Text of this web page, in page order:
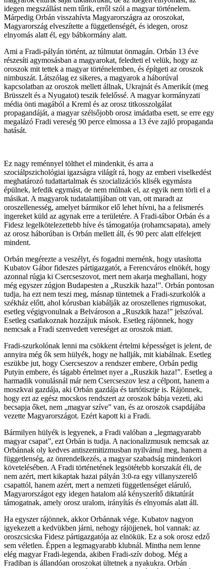
idegen megszállást nem tűrik, erről szól a magyar történelem.
Márpedig Orbán visszahívta Magyarországra az oroszokat,
Magyarország elveszítette a függetlenségét, és idegen, orosz
elnyomás alatt él, egy bábkormány alatt.
Ami a Fradi-pályán történt, az túlmutat önmagán. Orbán 13 éve
részesíti agymosásban a magyarokat, feledteti el velük, hogy az
oroszok mit tettek a magyar történelemben, és építgeti az oroszok
nimbuszát. Látszólag ez sikeres, a magyarok a háborúval
kapcsolatban az oroszok mellett állnak, Ukrajnát és Amerikát (meg
Brüsszelt és a Nyugatot) teszik felelőssé. A magyar kormányzati
média önti magából a Kreml és az orosz titkosszolgálat
propagandáját, a magyar szélsőjobb orosz imádatba esett, se erre egy
megalázó Fradi vereség 90 perce elmossa a 13 éve zajló propaganda
hatását.
Ez nagy reménnyel tölthet el mindenkit, és arra a
szociálpszichológiai igazságra világít rá, hogy az emberi viselkedést
meghatározó tudattartalmak és szocializációs klisék egymásra
épülnek, lefedik egymást, de nem múlnak el, az egyik nem törli el a
másikat. A magyarok tudatalattijában ott van, ott maradt az
oroszellenesség, amelyet bármikor elő lehet hívni, ha a felismerés
ingereket küld az agynak erre a területére. A Fradi-tábor Orbán és a
Fidesz legelkötelezettebb híve és támogatója (rohamcsapata), amely
az orosz háborúban is Orbán mellett áll, és 90 perc alatt elfelejett
mindent.
Orbán megérezte a veszélyt, és fogadni mernénk, hogy utasította
Kubatov Gábor fideszes pártigazgatót, a Ferencváros elnökét, hogy
azonnal rúgja ki Csercseszovot, mert nem akarja meghallani, hogy
még egyszer zúgjon Budapesten a „Ruszkik haza!”. Orbán pontosan
tudja, ha ezt nem teszi meg, másnap tüntetnek a Fradi-szurkolók a
székház előtt, ahol kórusban kiabálják az oroszellenes rigmusokat,
esetleg végigvonulnak a Belvároson a „Ruszkik haza!” jelszóval.
Esetleg csatlakoznak hozzájuk mások. Esetleg rájönnek, hogy
nemcsak a Fradi szenvedett vereséget az oroszok miatt.
Fradi-szurkolónak lenni ma csökkent értelmi képességet is jelent, de
annyira még ők sem hülyék, hogy ne hallják, mit kiabálnak. Esetleg
eszükbe jut, hogy Csercseszov a rendszer embere, Orbán pedig
Putyin embere, és tágabb értelmet nyer a „Ruszkik haza!”. Esetleg a
harmadik vonulásnál már nem Csercseszov lesz a célpont, hanem a
moszkvai gazdája, aki Orbán gazdája és tartótisztje is. Rájönnek,
hogy ezt az egész mocskos rendszert az oroszok bábja vezeti, aki
becsapja őket, nem „magyar szíve” van, és az oroszok csapdájába
vezette Magyarországot. Ezért kapott ki a Fradi.
Bármilyen hülyék is legyenek, a Fradi valóban a „legmagyarabb
magyar csapat”, ezt Orbán is tudja. A nacionalizmusuk nemcsak az
Orbánnak oly kedves antiszemitizmusban nyilvánul meg, hanem a
függetlenség, az önrendelkezés, a magyar szabadság mindenkori
követelésében. A Fradi történetének legsötétebb korszakát éli, de
nem azért, mert kikaptak hazai pályán 3:0-ra egy villanyszerelő
csapattól, hanem azért, mert a nemzeti függetlenséget eláruló,
Magyarországot egy idegen hatalom alá kényszerítő diktatúrát
támogatnak, amely orosz uralom, irányítás és elnyomás alatt áll.
Ha egyszer rájönnek, akkor Orbánnak vége. Kubatov nagyon
igyekezett a kedvükben járni, nehogy rájöjjenek, hol vannak: az
oroszcsicska Fidesz pártigazgatója az elnökük. Ez a sok orosz edző
sem véletlen. Éppen a legmagyarabb klubnál. Mintha nem lenne
elég magyar Fradi-legenda, akiben Fradi-szív dobog. Még a
Fradiban is állandóan oroszokat ültetnek a nyakukra. Orbán